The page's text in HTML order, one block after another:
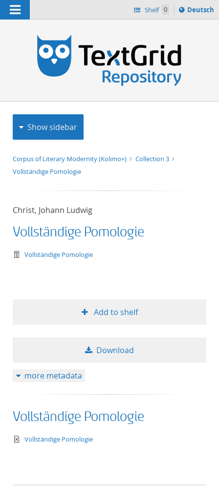
Navigation Shelf 0
Sprache
ï¿½ndern
Deutsch
Show sidebar
Corpus of Literary Modernity (Kolimo+)
Collection 3
Vollständige Pomologie
Christ, Johann Ludwig
Vollständige Pomologie
text/tg.work+xml
Vollständige Pomologie
Add to shelf
Download
more metadata
Vollständige Pomologie
text/xml
Vollständige Pomologie